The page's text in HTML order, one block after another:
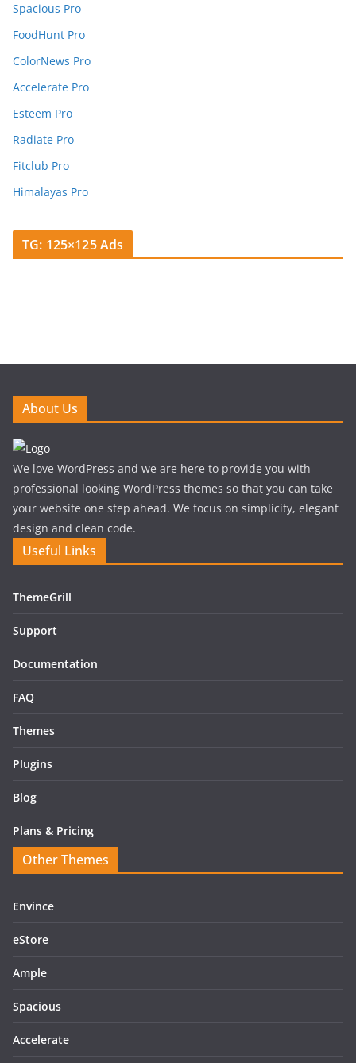
Spacious Pro
FoodHunt Pro
ColorNews Pro
Accelerate Pro
Esteem Pro
Radiate Pro
Fitclub Pro
Himalayas Pro
TG: 125×125 Ads
About Us
We love WordPress and we are here to provide you with
professional looking WordPress themes so that you can take
your website one step ahead. We focus on simplicity, elegant
design and clean code.
Useful Links
ThemeGrill
Support
Documentation
FAQ
Themes
Plugins
Blog
Plans & Pricing
Other Themes
Envince
eStore
Ample
Spacious
Accelerate